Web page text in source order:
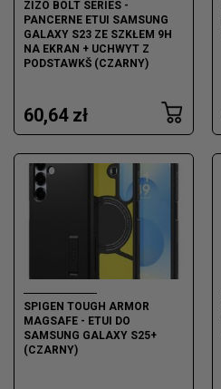
ZIZO BOLT SERIES -
PANCERNE ETUI SAMSUNG
GALAXY S23 ZE SZKŁEM 9H
NA EKRAN + UCHWYT Z
PODSTAWKŠ (CZARNY)
60,64 zł
SPIGEN TOUGH ARMOR
MAGSAFE - ETUI DO
SAMSUNG GALAXY S25+
(CZARNY)